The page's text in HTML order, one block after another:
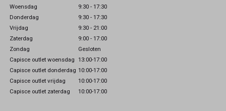
Woensdag
9:30 - 17:30
Donderdag
9:30 - 17:30
Vrijdag
9:30 - 21:00
Zaterdag
9:00 - 17:00
Zondag
Gesloten
Capisce outlet woensdag 13:00-17:00
Capisce outlet donderdag 10:00-17:00
Capisce outlet vrijdag
10:00-17:00
Capisce outlet zaterdag
10:00-17:00